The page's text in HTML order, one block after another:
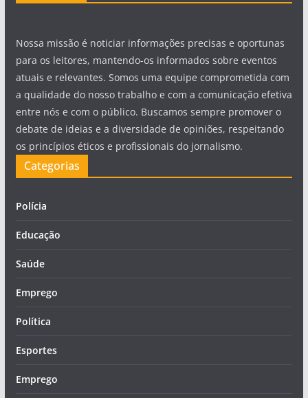
Nossa missão é noticiar informações precisas e oportunas
para os leitores, mantendo-os informados sobre eventos
atuais e relevantes. Somos uma equipe comprometida com
a qualidade do nosso trabalho e com a comunicação efetiva
entre nós e com o público. Buscamos sempre promover o
debate de ideias e a diversidade de opiniões, respeitando
os princípios éticos e profissionais do jornalismo.
Categorias
Polícia
Educação
Saúde
Emprego
Política
Esportes
Emprego